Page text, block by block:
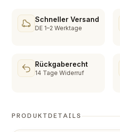
Schneller Versand
DE 1–2 Werktage
Rückgaberecht
14 Tage Widerruf
PRODUKTDETAILS